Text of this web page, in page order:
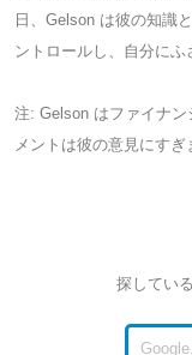
日、Gelson は彼の知識
ントロールし、自分にふ
注: Gelson はファイナ
メントは彼の意見にすぎ
探してい